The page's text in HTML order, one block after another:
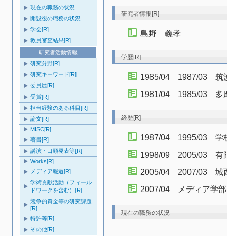
現在の職務の状況
開設後の職務の状況
学会[R]
教員審査結果[R]
研究者活動情報
研究分野[R]
研究キーワード[R]
委員歴[R]
受賞[R]
担当経験のある科目[R]
論文[R]
MISC[R]
著書[R]
講演・口頭発表等[R]
Works[R]
メディア報道[R]
学術貢献活動（フィール
ドワークを含む）[R]
競争的資金等の研究課題
[R]
特許等[R]
その他[R]
研究者情報[R]
島野 義孝
学歴[R]
1985/04 1987/03 筑
1981/04 1985/03 多
経歴[R]
1987/04 1995/03 学
1998/09 2005/03 有
2005/04 2007/03 城
2007/04 メディア学
現在の職務の状況